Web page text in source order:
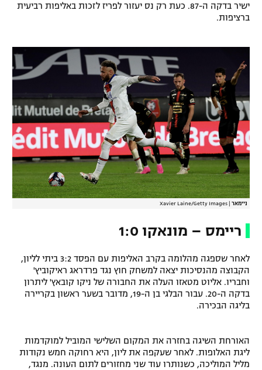
רשיון להקרנה פומבית לבית עסק
הצטרפות לחבילת הערוצים
לוח דרושים – ג'ובנט
תגיות
המגזין
ישיר בדקה ה-87. כעת רק נס יעזור לפריז לזכות באליפות רביעית
ברציפות.
ניימאר Xavier Laine/Getty Images
ריימס – מונאקו 1:0
לאחר שספגה מהלומה בקרב האליפות עם הפסד 3:2 ביתי לליון,
הקבוצה מהנסיכות יצאה למשחק חוץ נגד פרדראג ראיקוביץ'
וחבריו. אליוט מטאזו העלה את החבורה של ניקו קובאץ' ליתרון
בדקה ה-20. עבור הבלגי בן ה-19, מדובר בשער ראשון בקריירה
בליגה הבכירה.
האורחת השיגה בחזרה את המקום השלישי המוביל למוקדמות
ליגת האלופות. לאחר שעקפה את ליון, היא רחוקה חמש נקודות
מליל המוליכה, כשנותרו עוד שני מחזורים לתום העונה. מנגד,